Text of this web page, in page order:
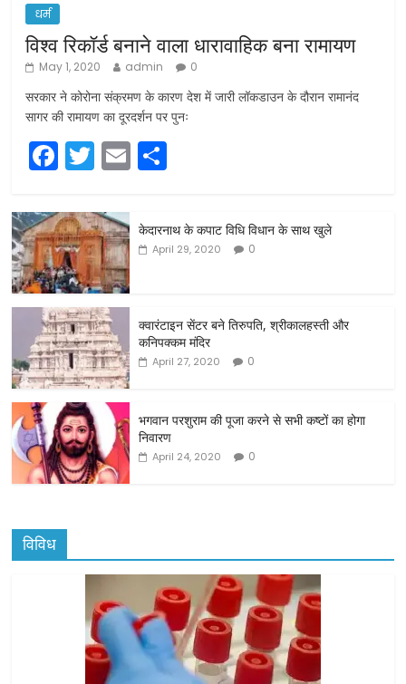
धर्म
विश्व रिकॉर्ड बनाने वाला धारावाहिक बना रामायण
May 1, 2020 admin 0
सरकार ने कोरोना संक्रमण के कारण देश में जारी लॉकडाउन के दौरान रामानंद
सागर की रामायण का दूरदर्शन पर पुनः
F
c
e
b
o
o
k
T
itt
er
E
ai ar
e
केदारनाथ के कपाट विधि विधान के साथ खुले
April 29, 2020 0
क्वारंटाइन सेंटर बने तिरुपति, श्रीकालहस्ती और
कनिपक्कम मंदिर
April 27, 2020 0
भगवान परशुराम की पूजा करने से सभी कष्टों का होगा
निवारण
April 24, 2020 0
विविध